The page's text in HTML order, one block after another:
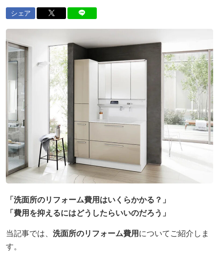
法人のお客さま
採用情報
ヨコエネ公式ブログ
店舗・事業所案内
お問い合わせ
シェア
「洗面所のリフォーム費用はいくらかかる？」
「費用を抑えるにはどうしたらいいのだろう」
当記事では、 洗面所のリフォーム費用 についてご紹介しま
す。